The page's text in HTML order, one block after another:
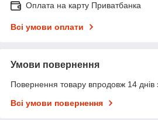
Оплата на карту Приватбанка
Всі умови оплати
Умови повернення
Повернення товару впродовж 14 днів
Всі умови повернення